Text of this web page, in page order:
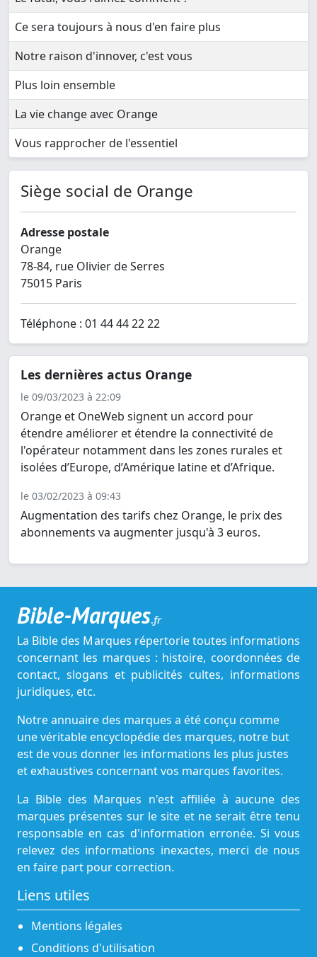
Ce sera toujours à nous d'en faire plus
Notre raison d'innover, c'est vous
Plus loin ensemble
La vie change avec Orange
Vous rapprocher de l'essentiel
Siège social de Orange
Adresse postale
Orange
78-84, rue Olivier de Serres
75015 Paris
Téléphone : 01 44 44 22 22
Les dernières actus Orange
le 09/03/2023 à 22:09
Orange et OneWeb signent un accord pour
étendre améliorer et étendre la connectivité de
l'opérateur notamment dans les zones rurales et
isolées d’Europe, d’Amérique latine et d’Afrique.
le 03/02/2023 à 09:43
Augmentation des tarifs chez Orange, le prix des
abonnements va augmenter jusqu'à 3 euros.
Bible-Marques.fr
La Bible des Marques répertorie toutes informations
concernant les marques : histoire, coordonnées de
contact, slogans et publicités cultes, informations
juridiques, etc.
Notre annuaire des marques a été conçu comme
une véritable encyclopédie des marques, notre but
est de vous donner les informations les plus justes
et exhaustives concernant vos marques favorites.
La Bible des Marques n'est affiliée à aucune des
marques présentes sur le site et ne serait être tenu
responsable en cas d'information erronée. Si vous
relevez des informations inexactes, merci de nous
en faire part pour correction.
Liens utiles
Mentions légales
Conditions d'utilisation